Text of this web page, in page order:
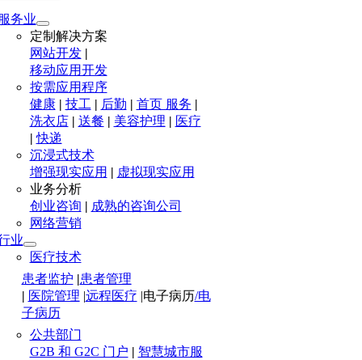
务业
定制解决方案
网站开发|
移动应用开发
按需应用程序
健康| 技工| 后勤 | 首页 服务 |
洗衣店 | 送餐 | 美容护理 | 医疗
|快递
沉浸式技术
增强现实应用 | 虚拟现实应用
业务分析
创业咨询 | 成熟的咨询公司
网络营销
业
医疗技术
患者监护 |患者管理
| 医院管理 |远程医疗 |电子病历/电
子病历
公共部门
G2B 和 G2C 门户 | 智慧城市服